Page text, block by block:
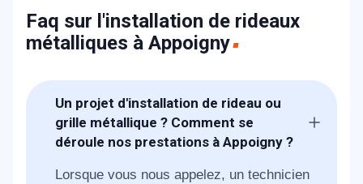
Faq sur l'installation de rideaux
métalliques à Appoigny
Un projet d'installation de rideau ou
grille métallique ? Comment se
déroule nos prestations à Appoigny ?
Lorsque vous nous appelez, un technicien